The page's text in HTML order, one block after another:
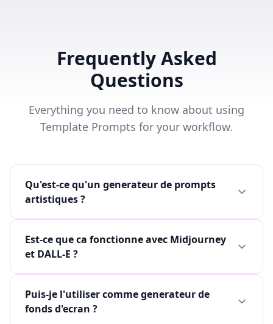
Frequently Asked
Questions
Everything you need to know about using
Template Prompts for your workflow.
Qu'est-ce qu'un generateur de prompts
artistiques ?
Est-ce que ca fonctionne avec Midjourney
et DALL-E ?
Puis-je l'utiliser comme generateur de
fonds d'ecran ?